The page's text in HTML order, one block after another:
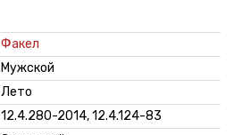
Склад:
Минск-
Москва
28 шт.
Склад:
Минск-
- +
Факел
Мужской
Лето
12.4.280-2014, 12.4.124-83